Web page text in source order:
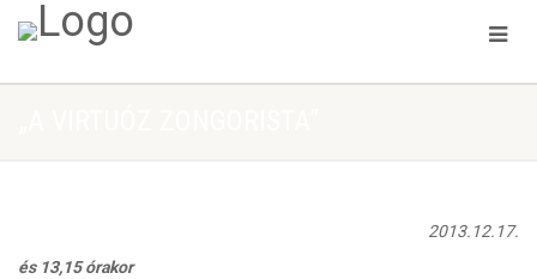
2013.12.17.
és 13,15 órakor